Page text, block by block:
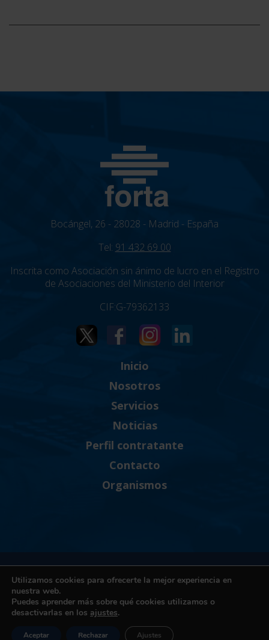
Bocángel, 26 - 28028 - Madrid - España
Tel: 91 432 69 00
Inscrita como Asociación sin ánimo de lucro en el Registro
de Asociaciones del Ministerio del Interior
CIF:G-79362133
Inicio
Nosotros
Servicios
Noticias
Perfil contratante
Contacto
Organismos
Política de Privacidad
Términos y condiciones de uso
Canal Ético
Accesibilidad
Utilizamos cookies para ofrecerte la mejor experiencia en
nuestra web.
Puedes aprender más sobre qué cookies utilizamos o
desactivarlas en los ajustes.
Aceptar Rechazar Ajustes